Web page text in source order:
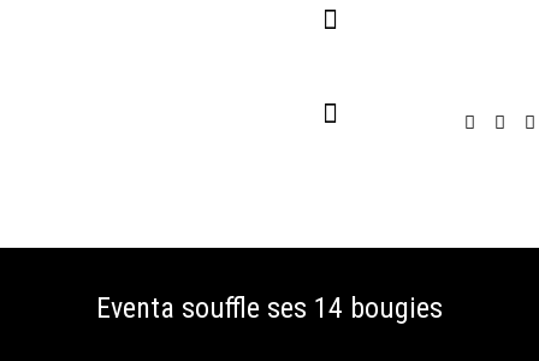
Eventa souffle ses 14 bougies